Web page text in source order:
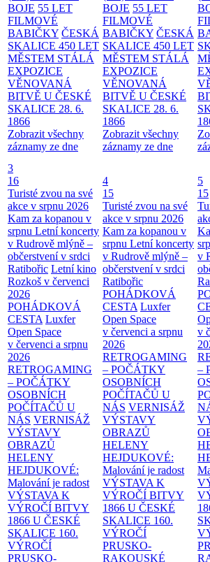
BOJE 55 LET
FILMOVÉ
BABIČKY ČESKÁ
SKALICE 450 LET
MĚSTEM STÁLÁ
EXPOZICE
VĚNOVANÁ
BITVĚ U ČESKÉ
SKALICE 28. 6.
1866
Zobrazit všechny
záznamy ze dne
BOJE 55 LET
FILMOVÉ
BABIČKY ČESKÁ
SKALICE 450 LET
MĚSTEM STÁLÁ
EXPOZICE
VĚNOVANÁ
BITVĚ U ČESKÉ
SKALICE 28. 6.
1866
Zobrazit všechny
záznamy ze dne
3
16
Turisté zvou na své
akce v srpnu 2026
Kam za kopanou v
srpnu Letní koncerty
v Rudrově mlýně –
občerstvení v srdci
Ratibořic Letní kino
Rozkoš v červenci
2026
POHÁDKOVÁ
CESTA Luxfer
Open Space
v červenci a srpnu
2026
RETROGAMING
– POČÁTKY
OSOBNÍCH
POČÍTAČŮ U
NÁS VERNISÁŽ
VÝSTAVY
OBRAZŮ
HELENY
HEJDUKOVÉ:
Malování je radost
VÝSTAVA K
VÝROČÍ BITVY
1866 U ČESKÉ
SKALICE 160.
VÝROČÍ
PRUSKO-
4
15
Turisté zvou na své
akce v srpnu 2026
Kam za kopanou v
srpnu Letní koncerty
v Rudrově mlýně –
občerstvení v srdci
Ratibořic
POHÁDKOVÁ
CESTA Luxfer
Open Space
v červenci a srpnu
2026
RETROGAMING
– POČÁTKY
OSOBNÍCH
POČÍTAČŮ U
NÁS VERNISÁŽ
VÝSTAVY
OBRAZŮ
HELENY
HEJDUKOVÉ:
Malování je radost
VÝSTAVA K
VÝROČÍ BITVY
1866 U ČESKÉ
SKALICE 160.
VÝROČÍ
PRUSKO-
RAKOUSKÉ
5
15
v
v
–